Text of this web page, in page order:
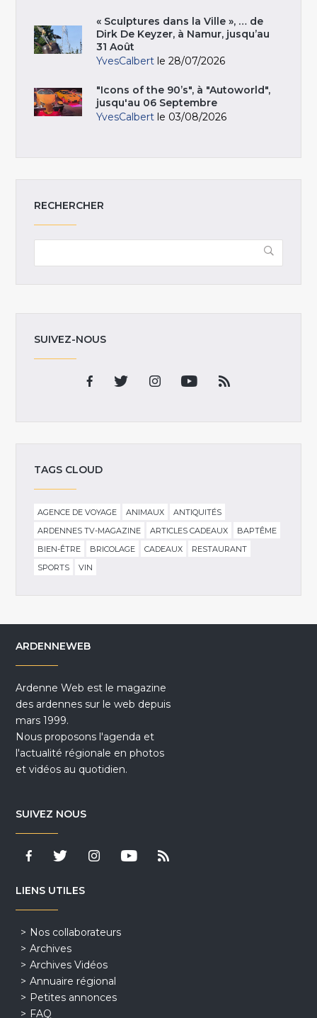
« Sculptures dans la Ville », … de
Dirk De Keyzer, à Namur, jusqu’au
31 Août
YvesCalbert le 28/07/2026
"Icons of the 90’s", à "Autoworld",
jusqu'au 06 Septembre
YvesCalbert le 03/08/2026
RECHERCHER
SUIVEZ-NOUS
TAGS CLOUD
AGENCE DE VOYAGE ANIMAUX
ANTIQUITÉS
ARDENNES TV-MAGAZINE
ARTICLES CADEAUX
BAPTÊME
BIEN-ÊTRE
BRICOLAGE CADEAUX
RESTAURANT
SPORTS
VIN
ARDENNEWEB
Ardenne Web est le magazine
des ardennes sur le web depuis
mars 1999.
Nous proposons l'agenda et
l'actualité régionale en photos
et vidéos au quotidien.
SUIVEZ NOUS
LIENS UTILES
Nos collaborateurs
Archives
Archives Vidéos
Annuaire régional
Petites annonces
FAQ